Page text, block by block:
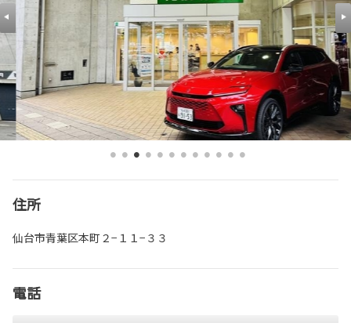
住所
仙台市青葉区本町２−１１−３３
電話